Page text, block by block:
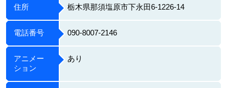
住所 栃木県那須塩原市下永田6-1226-14
電話番号 090-8007-2146
アニメー
ション
あり